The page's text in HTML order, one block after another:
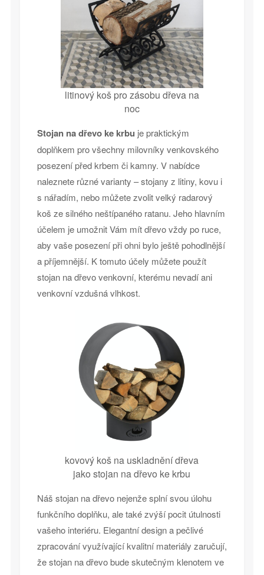
litinový koš pro zásobu dřeva na
noc
Stojan na dřevo ke krbu je praktickým
doplňkem pro všechny milovníky venkovského
posezení před krbem či kamny. V nabídce
naleznete různé varianty – stojany z litiny, kovu i
s nářadím, nebo můžete zvolit velký radarový
koš ze silného neštípaného ratanu. Jeho hlavním
účelem je umožnit Vám mít dřevo vždy po ruce,
aby vaše posezení při ohni bylo ještě pohodlnější
a příjemnější. K tomuto účely můžete použít
stojan na dřevo venkovní, kterému nevadí ani
venkovní vzdušná vlhkost.
kovový koš na uskladnění dřeva
jako stojan na dřevo ke krbu
Náš stojan na dřevo nejenže splní svou úlohu
funkčního doplňku, ale také zvýší pocit útulnosti
vašeho interiéru. Elegantní design a pečlivé
zpracování využívající kvalitní materiály zaručují,
že stojan na dřevo bude skutečným klenotem ve